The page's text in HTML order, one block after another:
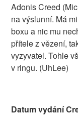
Adonis Creed
na výslunní. Má
boxu a nic mu
přítele z vězení,
vyzyvatel. Tohle
v ringu. (UhLee)
Datum vydání